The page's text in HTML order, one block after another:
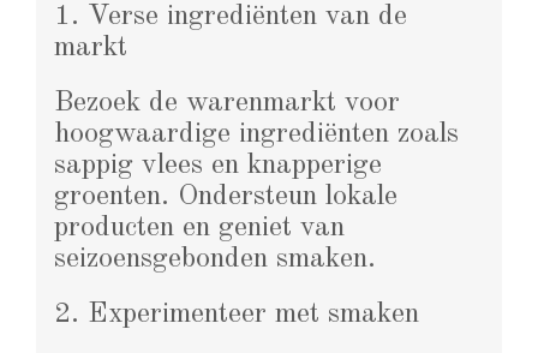
1. Verse ingrediënten van de
markt
Bezoek de warenmarkt voor
hoogwaardige ingrediënten zoals
sappig vlees en knapperige
groenten. Ondersteun lokale
producten en geniet van
seizoensgebonden smaken.
2. Experimenteer met smaken